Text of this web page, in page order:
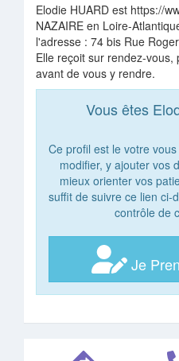
Elodie HUARD est https://
NAZAIRE en Loire-
l'adresse : 74 bis Rue
Elle reçoit sur rendez-
avant de vous y rendre.
Vous êtes
Ce profil est le votre
modifier, y ajouter vos
mieux orienter vos
suffit de suivre ce lien ci-
contrôle de
Je